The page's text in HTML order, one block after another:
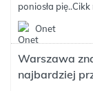
poniosła pię..Cikk
Onet
Warszawa
najbardziej